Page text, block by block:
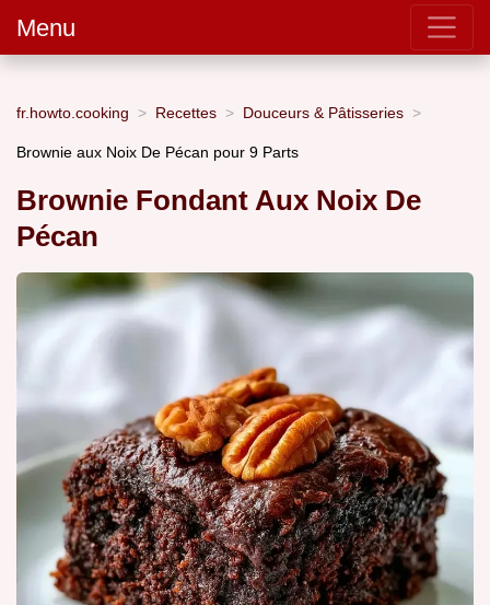
Menu
fr.howto.cooking Recettes Douceurs & Pâtisseries
Brownie aux Noix De Pécan pour 9 Parts
Brownie Fondant Aux Noix De
Pécan